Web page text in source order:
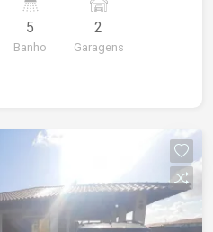
profissionais,
oeste) e ambientes
adicional Área
2 carros * Lavanderia *
Imóvel com
para quem busca
5
Banho
2
Garagens